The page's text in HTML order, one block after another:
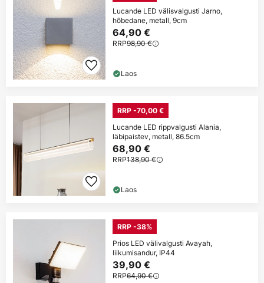
Lucande LED välisvalgusti Jarno,
hõbedane, metall, 9cm
64,90 €
RRP98,90 €
Laos
RRP -70,00 €
Lucande LED rippvalgusti Alania,
läbipaistev, metall, 86.5cm
68,90 €
RRP138,90 €
Laos
RRP -38%
Prios LED välivalgusti Avayah,
liikumisandur, IP44
39,90 €
RRP64,90 €